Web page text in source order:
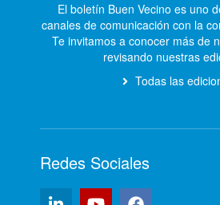
El boletín Buen Vecino es uno
canales de comunicación con la
Te invitamos a conocer más de
revisando nuestras
Todas las
Redes Sociales